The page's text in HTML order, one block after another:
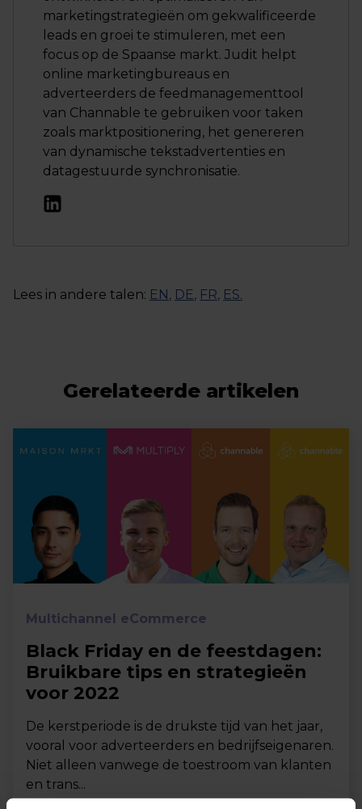
marketingstrategieën om gekwalificeerde
leads en groei te stimuleren, met een
focus op de Spaanse markt. Judit helpt
online marketingbureaus en
adverteerders de feedmanagementtool
van Channable te gebruiken voor taken
zoals marktpositionering, het genereren
van dynamische tekstadvertenties en
datagestuurde synchronisatie.
Lees in andere talen: EN, DE, FR, ES.
Gerelateerde artikelen
Multichannel eCommerce
Black Friday en de feestdagen:
Bruikbare tips en strategieën
voor 2022
De kerstperiode is de drukste tijd van het jaar,
vooral voor adverteerders en bedrijfseigenaren.
Niet alleen vanwege de toestroom van klanten
en trans...